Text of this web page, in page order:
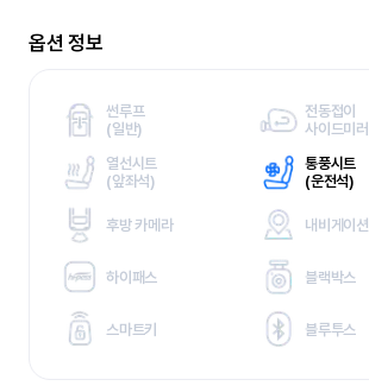
옵션 정보
썬루프
(일반)
전동접이
사이드미러
열선시트
(앞좌석)
통풍시트
(운전석)
후방 카메라 내비게이션
하이패스 블랙박스
스마트키 블루투스